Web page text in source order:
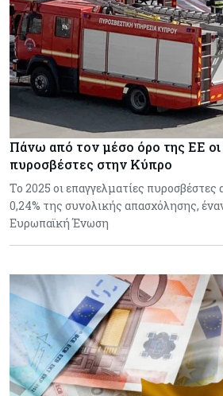
Πάνω από τον μέσο όρο της ΕΕ οι
πυροσβέστες στην Κύπρο
Το 2025 οι επαγγελματίες πυροσβέστες
0,24% της συνολικής απασχόλησης,
Ευρωπαϊκή Ένωση